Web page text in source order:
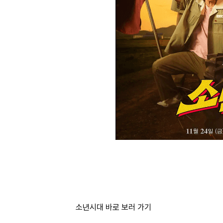
소년시대 바로 보러 가기